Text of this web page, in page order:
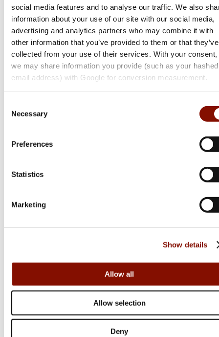
social media features and to analyse our traffic. We also
information about your use of our site with our social media,
advertising and analytics partners who may combine it with
other information that you’ve provided to them or that they’ve
collected from your use of their services. With your consent,
we may share information you provide (such as your hashed
email address) with Google for conversion measurement.
Selection
Necessary
Preferences
Statistics
Marketing
Show details
Allow all
Allow selection
Deny
90 | Hunter